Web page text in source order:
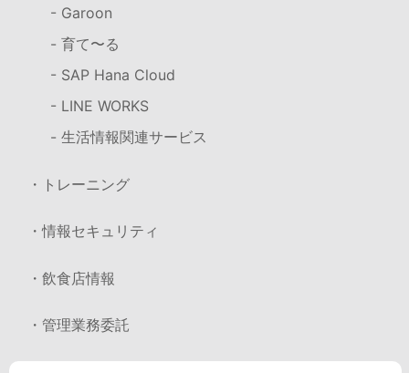
- Garoon
- 育て〜る
- SAP Hana Cloud
- LINE WORKS
- 生活情報関連サービス
・トレーニング
・情報セキュリティ
・飲食店情報
・管理業務委託